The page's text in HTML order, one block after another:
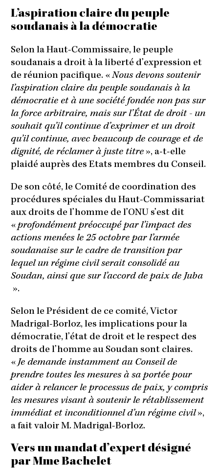
L’aspiration claire du peuple
soudanais à la démocratie
Selon la Haut-Commissaire, le peuple
soudanais a droit à la liberté d’expression et
de réunion pacifique. «Nous devons soutenir
l’aspiration claire du peuple soudanais à la
démocratie et à une société fondée non pas sur
la force arbitraire, mais sur l’État de droit - un
souhait qu’il continue d’exprimer et un droit
qu’il continue, avec beaucoup de courage et de
dignité, de réclamer à juste titre », a-t-elle
plaidé auprès des Etats membres du Conseil.
De son côté, le Comité de coordination des
procédures spéciales du Haut-Commissariat
aux droits de l’homme de l’ONU s’est dit
«profondément préoccupé par l’impact des
actions menées le 25 octobre par l’armée
soudanaise sur le cadre de transition par
lequel un régime civil serait consolidé au
Soudan, ainsi que sur l’accord de paix de Juba
».
Selon le Président de ce comité, Victor
Madrigal-Borloz, les implications pour la
démocratie, l’état de droit et le respect des
droits de l’homme au Soudan sont claires.
« Je demande instamment au Conseil de
prendre toutes les mesures à sa portée pour
aider à relancer le processus de paix, y compris
les mesures visant à soutenir le rétablissement
immédiat et inconditionnel d’un régime civil»,
a fait valoir M. Madrigal-Borloz.
Vers un mandat d’expert désigné
par Mme Bachelet